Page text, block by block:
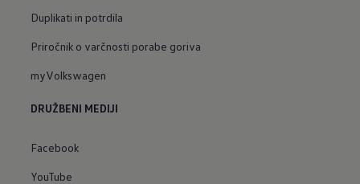
Duplikati in potrdila
Priročnik o varčnosti porabe goriva
myVolkswagen
DRUŽBENI MEDIJI
Facebook
YouTube